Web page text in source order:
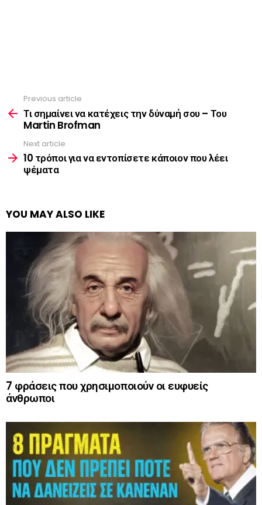
more
Previous article
Τι σημαίνει να κατέχεις την δύναμή σου – Του
Martin Brofman
Next article
10 τρόποι για να εντοπίσετε κάποιον που λέει
ψέματα
YOU MAY ALSO LIKE
7 φράσεις που χρησιμοποιούν οι ευφυείς
άνθρωποι